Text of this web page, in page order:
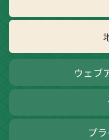
ウェブ
プ